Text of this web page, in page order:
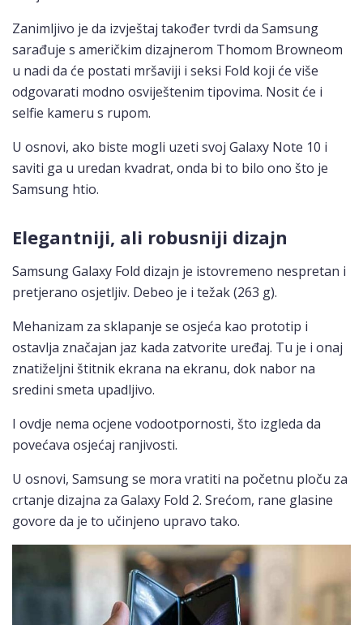
Zanimljivo je da izvještaj također tvrdi da Samsung
sarađuje s američkim dizajnerom Thomom Browneom
u nadi da će postati mršaviji i seksi Fold koji će više
odgovarati modno osviještenim tipovima. Nosit će i
selfie kameru s rupom.
U osnovi, ako biste mogli uzeti svoj Galaxy Note 10 i
saviti ga u uredan kvadrat, onda bi to bilo ono što je
Samsung htio.
Elegantniji, ali robusniji dizajn
Samsung Galaxy Fold dizajn je istovremeno nespretan i
pretjerano osjetljiv. Debeo je i težak (263 g).
Mehanizam za sklapanje se osjeća kao prototip i
ostavlja značajan jaz kada zatvorite uređaj. Tu je i onaj
znatiželjni štitnik ekrana na ekranu, dok nabor na
sredini smeta upadljivo.
I ovdje nema ocjene vodootpornosti, što izgleda da
povećava osjećaj ranjivosti.
U osnovi, Samsung se mora vratiti na početnu ploču za
crtanje dizajna za Galaxy Fold 2. Srećom, rane glasine
govore da je to učinjeno upravo tako.